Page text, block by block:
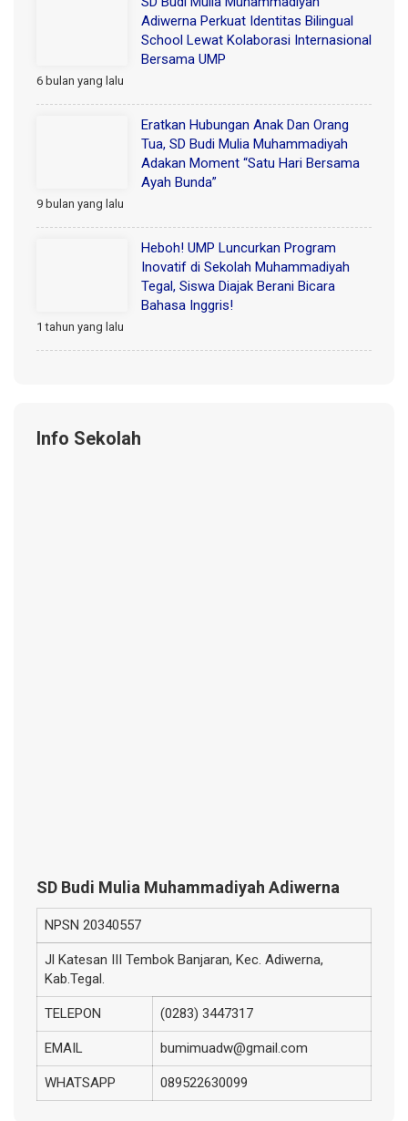
Adiwerna Perkuat Identitas Bilingual
School Lewat Kolaborasi Internasional
Bersama UMP
6 bulan yang lalu
Eratkan Hubungan Anak Dan Orang
Tua, SD Budi Mulia Muhammadiyah
Adakan Moment “Satu Hari Bersama
Ayah Bunda”
9 bulan yang lalu
Heboh! UMP Luncurkan Program
Inovatif di Sekolah Muhammadiyah
Tegal, Siswa Diajak Berani Bicara
Bahasa Inggris!
1 tahun yang lalu
Info Sekolah
SD Budi Mulia Muhammadiyah Adiwerna
NPSN 20340557
Jl Katesan III Tembok Banjaran, Kec. Adiwerna,
Kab.Tegal.
TELEPON (0283) 3447317
EMAIL bumimuadw@gmail.com
WHATSAPP 089522630099